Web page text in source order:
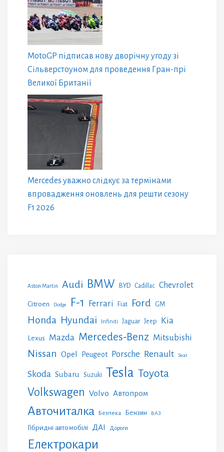
MotoGP підписав нову дворічну угоду зі
Сільверстоуном для проведення Гран-прі
Великої Британії
Mercedes уважно слідкує за термінами
впровадження оновлень для решти сезону
F1 2026
Aston Martin Audi BMW BYD Cadillac Chevrolet
Citroen Dodge F-1 Ferrari Fiat Ford GM
Honda Hyundai Infiniti Jaguar Jeep Kia
Lexus Mazda Mercedes-Benz Mitsubishi
Nissan Opel Peugeot Porsche Renault Seat
Skoda Subaru Suzuki Tesla Toyota
Volkswagen Volvo Автопром
Авточиталка Безпека Бензин ВАЗ
Гібридні автомобілі ДАІ Дороги
Електрокари